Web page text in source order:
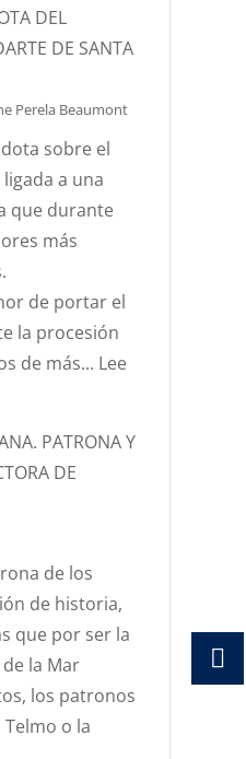
DEL
DE SANTA
Perela Beaumont
sobre el
a una
que durante
más
de portar el
la procesión
de más... Lee
PATRONA Y
DE
de los
de historia,
que por ser la
la Mar
los patronos
Telmo o la